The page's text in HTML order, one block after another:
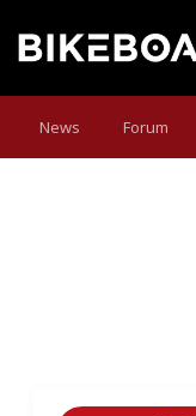
News Forum